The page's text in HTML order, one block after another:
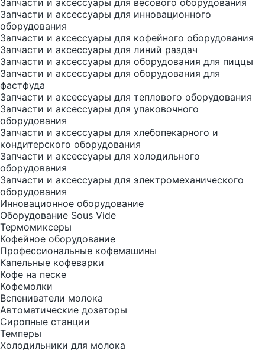
Запчасти и аксессуары для весового оборудования
Запчасти и аксессуары для инновационного
оборудования
Запчасти и аксессуары для кофейного оборудования
Запчасти и аксессуары для линий раздач
Запчасти и аксессуары для оборудования для пиццы
Запчасти и аксессуары для оборудования для
фастфуда
Запчасти и аксессуары для теплового оборудования
Запчасти и аксессуары для упаковочного
оборудования
Запчасти и аксессуары для хлебопекарного и
кондитерского оборудования
Запчасти и аксессуары для холодильного
оборудования
Запчасти и аксессуары для электромеханического
оборудования
Инновационное оборудование
Оборудование Sous Vide
Термомиксеры
Кофейное оборудование
Профессиональные кофемашины
Капельные кофеварки
Кофе на песке
Кофемолки
Вспениватели молока
Автоматические дозаторы
Сиропные станции
Темперы
Холодильники для молока